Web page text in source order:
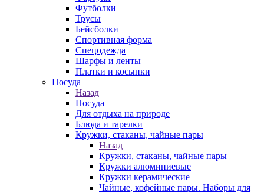
Футболки
Трусы
Бейсболки
Спортивная форма
Спецодежда
Шарфы и ленты
Платки и косынки
Посуда
Назад
Посуда
Для отдыха на природе
Блюда и тарелки
Кружки, стаканы, чайные пары
Назад
Кружки, стаканы, чайные пары
Кружки алюминиевые
Кружки керамические
Чайные, кофейные пары. Наборы для